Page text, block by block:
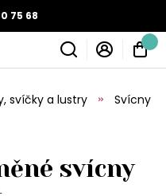
75 68
svíčky a lustry
Svícny
svícny